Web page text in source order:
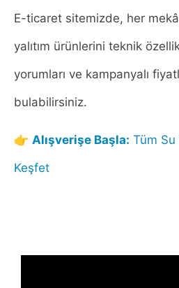
E-ticaret sitemizde, her
yalıtım ürünlerini teknik
yorumları ve kampanyalı
bulabilirsiniz.
👉 Alışverişe Başla: Tüm
Keşfet